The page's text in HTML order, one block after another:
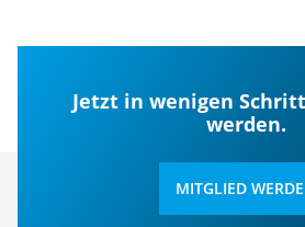
Jetzt in wenigen
werden.
MITGLIED